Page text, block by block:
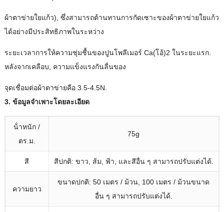
ผ้าตาข่ายใยแก้ว), ซึ่งสามารถต้านทานการกัดเซาะของผ้าตาข่ายใยแก้ว
ได้อย่างมีประสิทธิภาพในระหว่าง
ระยะเวลาการให้ความชุ่มชื้นของปูนโพลีเมอร์ Ca(โอ้)2 ในระยะแรก.
หลังจากเคลือบ, ความแข็งแรงกันลื่นของ
จุดเชื่อมต่อผ้าตาข่ายคือ 3.5-4.5N.
3. ข้อมูลจําเพาะโดยละเอียด
น้ําหนัก /
ตร.ม.
75g
สี สีปกติ: ขาว, ส้ม, ฟ้า, และสีอื่น ๆ สามารถปรับแต่งได้.
ความยาว
ขนาดปกติ: 50 เมตร / ม้วน, 100 เมตร / ม้วนขนาด
อื่น ๆ สามารถปรับแต่งได้.